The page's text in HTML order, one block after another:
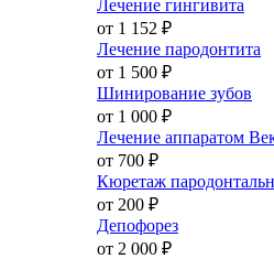
Лечение гингивита
от 1 152 ₽
Лечение пародонтита
от 1 500 ₽
Шинирование зубов
от 1 000 ₽
Лечение аппаратом
от 700 ₽
Кюретаж
от 200 ₽
Депофорез
от 2 000 ₽